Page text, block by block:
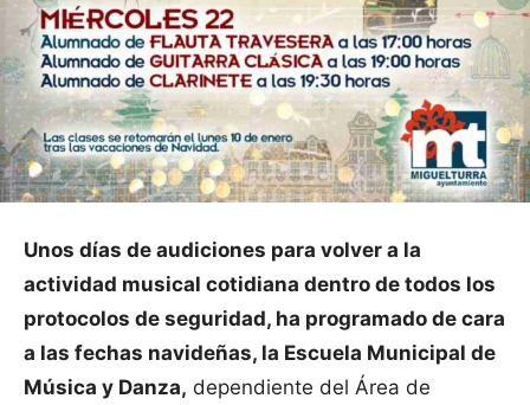
Unos días de audiciones para volver a la
actividad musical cotidiana dentro de todos los
protocolos de seguridad, ha programado de cara
a las fechas navideñas, la Escuela Municipal de
Música y Danza, dependiente del Área de